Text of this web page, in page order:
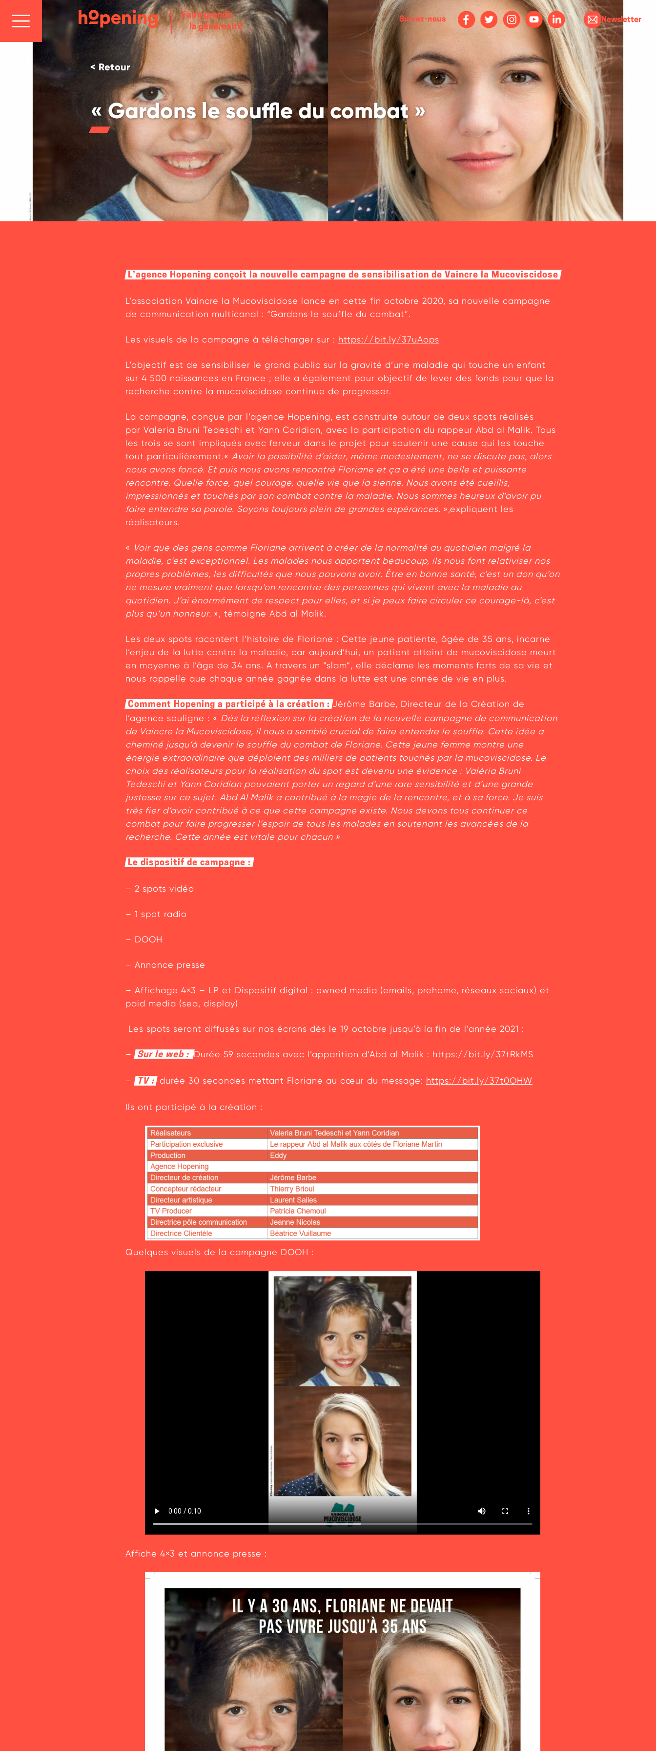
Communiqués de presse
Faire grandir
la générosité
Suivez-nous Newsletter
< Retour
« Gardons le souffle du combat »
L’agence Hopening conçoit la nouvelle campagne de sensibilisation de Vaincre la Mucoviscidose
L’association Vaincre la Mucoviscidose lance en cette fin octobre 2020, sa nouvelle campagne
de communication multicanal : “Gardons le souffle du combat”.
Les visuels de la campagne à télécharger sur : https://bit.ly/37uAops
L’objectif est de sensibiliser le grand public sur la gravité d’une maladie qui touche un enfant
sur 4 500 naissances en France ; elle a également pour objectif de lever des fonds pour que la
recherche contre la mucoviscidose continue de progresser.
La campagne, conçue par l’agence Hopening, est construite autour de deux spots réalisés
par Valeria Bruni Tedeschi et Yann Coridian, avec la participation du rappeur Abd al Malik. Tous
les trois se sont impliqués avec ferveur dans le projet pour soutenir une cause qui les touche
tout particulièrement.« Avoir la possibilité d’aider, même modestement, ne se discute pas, alors
nous avons foncé. Et puis nous avons rencontré Floriane et ça a été une belle et puissante
rencontre. Quelle force, quel courage, quelle vie que la sienne. Nous avons été cueillis,
impressionnés et touchés par son combat contre la maladie. Nous sommes heureux d’avoir pu
faire entendre sa parole. Soyons toujours plein de grandes espérances. »,expliquent les
réalisateurs.
« Voir que des gens comme Floriane arrivent à créer de la normalité au quotidien malgré la
maladie, c’est exceptionnel. Les malades nous apportent beaucoup, ils nous font relativiser nos
propres problèmes, les difficultés que nous pouvons avoir. Être en bonne santé, c’est un don qu’on
ne mesure vraiment que lorsqu’on rencontre des personnes qui vivent avec la maladie au
quotidien. J’ai énormément de respect pour elles, et si je peux faire circuler ce courage-là, c’est
plus qu’un honneur. », témoigne Abd al Malik.
Les deux spots racontent l’histoire de Floriane : Cette jeune patiente, âgée de 35 ans, incarne
l’enjeu de la lutte contre la maladie, car aujourd’hui, un patient atteint de mucoviscidose meurt
en moyenne à l’âge de 34 ans. A travers un “slam“, elle déclame les moments forts de sa vie et
nous rappelle que chaque année gagnée dans la lutte est une année de vie en plus.
Comment Hopening a participé à la création : Jérôme Barbe, Directeur de la Création de
l’agence souligne : « Dès la réflexion sur la création de la nouvelle campagne de communication
de Vaincre la Mucoviscidose, il nous a semblé crucial de faire entendre le souffle. Cette idée a
cheminé jusqu’à devenir le souffle du combat de Floriane. Cette jeune femme montre une
énergie extraordinaire que déploient des milliers de patients touchés par la mucoviscidose. Le
choix des réalisateurs pour la réalisation du spot est devenu une évidence : Valéria Bruni
Tedeschi et Yann Coridian pouvaient porter un regard d’une rare sensibilité et d’une grande
justesse sur ce sujet. Abd Al Malik a contribué à la magie de la rencontre, et à sa force. Je suis
très fier d’avoir contribué à ce que cette campagne existe. Nous devons tous continuer ce
combat pour faire progresser l’espoir de tous les malades en soutenant les avancées de la
recherche. Cette année est vitale pour chacun »
Le dispositif de campagne :
– 2 spots vidéo
– 1 spot radio
– DOOH
– Annonce presse
– Affichage 4×3 – LP et Dispositif digital : owned media (emails, prehome, réseaux sociaux) et
paid media (sea, display)
Les spots seront diffusés sur nos écrans dès le 19 octobre jusqu’à la fin de l’année 2021 :
– Sur le web : Durée 59 secondes avec l’apparition d’Abd al Malik : https://bit.ly/37tRkMS
– TV : durée 30 secondes mettant Floriane au cœur du message: https://bit.ly/37t0OHW
Ils ont participé à la création :
Quelques visuels de la campagne DOOH :
Affiche 4×3 et annonce presse :